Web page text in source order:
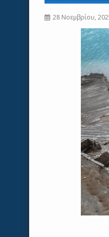
28 Νοεμβρίου,